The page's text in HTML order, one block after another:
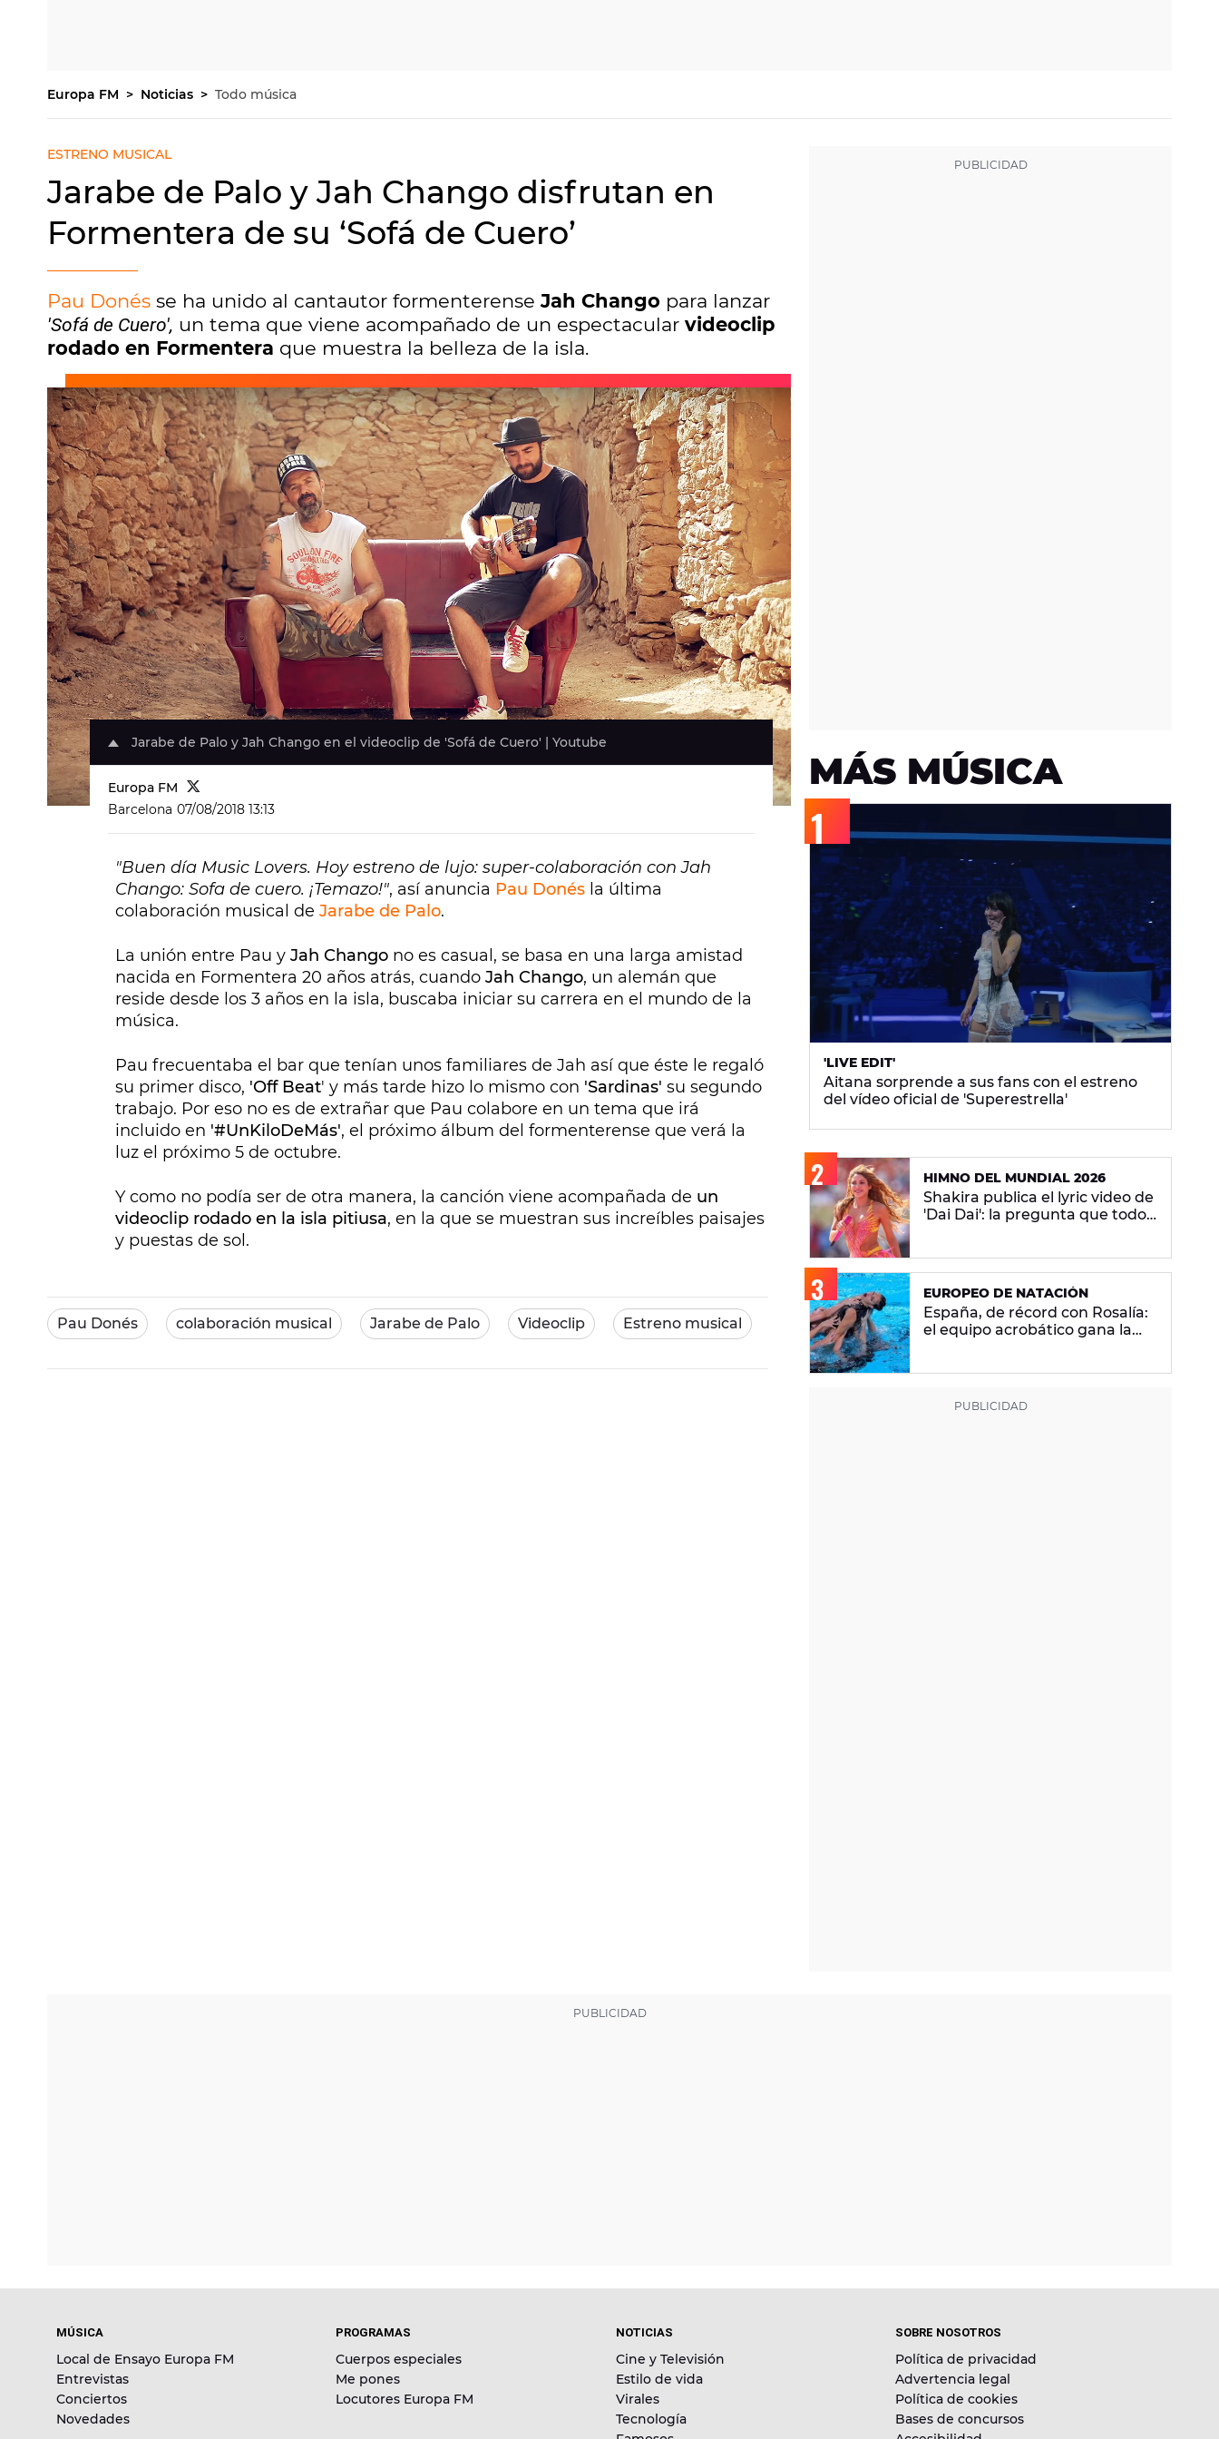
Europa FM Noticias Todo música
ESTRENO MUSICAL
Jarabe de Palo y Jah Chango disfrutan en
Formentera de su ‘Sofá de Cuero’
Pau Donés se ha unido al cantautor formenterense Jah Chango para lanzar
'Sofá de Cuero', un tema que viene acompañado de un espectacular videoclip
rodado en Formentera que muestra la belleza de la isla.
Jarabe de Palo y Jah Chango en el videoclip de 'Sofá de Cuero' | Youtube
Europa FM
Barcelona 07/08/2018 13:13
"Buen día Music Lovers. Hoy estreno de lujo: super-colaboración con Jah
Chango: Sofa de cuero. ¡Temazo!", así anuncia Pau Donés la última
colaboración musical de Jarabe de Palo.
La unión entre Pau y Jah Chango no es casual, se basa en una larga amistad
nacida en Formentera 20 años atrás, cuando Jah Chango, un alemán que
reside desde los 3 años en la isla, buscaba iniciar su carrera en el mundo de la
música.
Pau frecuentaba el bar que tenían unos familiares de Jah así que éste le regaló
su primer disco, 'Off Beat' y más tarde hizo lo mismo con 'Sardinas' su segundo
trabajo. Por eso no es de extrañar que Pau colabore en un tema que irá
incluido en '#UnKiloDeMás', el próximo álbum del formenterense que verá la
luz el próximo 5 de octubre.
Y como no podía ser de otra manera, la canción viene acompañada de un
videoclip rodado en la isla pitiusa, en la que se muestran sus increíbles paisajes
y puestas de sol.
Pau Donés colaboración musical Jarabe de Palo Videoclip Estreno musical Formentera
MÁS MÚSICA
'LIVE EDIT'
Aitana sorprende a sus fans con el estreno
del vídeo oficial de 'Superestrella'
HIMNO DEL MUNDIAL 2026
Shakira publica el lyric video de
'Dai Dai': la pregunta que todos
EUROPEO DE NATACIÓN
España, de récord con Rosalía:
el equipo acrobático gana la
MÚSICA
Local de Ensayo Europa FM
Entrevistas
Conciertos
Novedades
PROGRAMAS
Cuerpos especiales
Me pones
Locutores Europa FM
NOTICIAS
Cine y Televisión
Estilo de vida
Virales
Tecnología
SOBRE NOSOTROS
Política de privacidad
Advertencia legal
Política de cookies
Bases de concursos